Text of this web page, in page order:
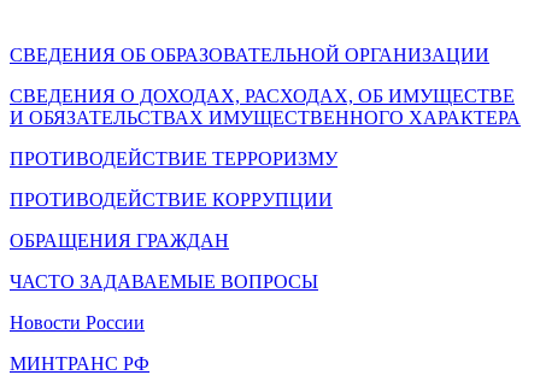
СВЕДЕНИЯ ОБ ОБРАЗОВАТЕЛЬНОЙ ОРГАНИЗАЦИИ
СВЕДЕНИЯ О ДОХОДАХ, РАСХОДАХ, ОБ ИМУЩЕСТВЕ
И ОБЯЗАТЕЛЬСТВАХ ИМУЩЕСТВЕННОГО ХАРАКТЕРА
ПРОТИВОДЕЙСТВИЕ ТЕРРОРИЗМУ
ПРОТИВОДЕЙСТВИЕ КОРРУПЦИИ
ОБРАЩЕНИЯ ГРАЖДАН
ЧАСТО ЗАДАВАЕМЫЕ ВОПРОСЫ
Новости России
МИНТРАНС РФ